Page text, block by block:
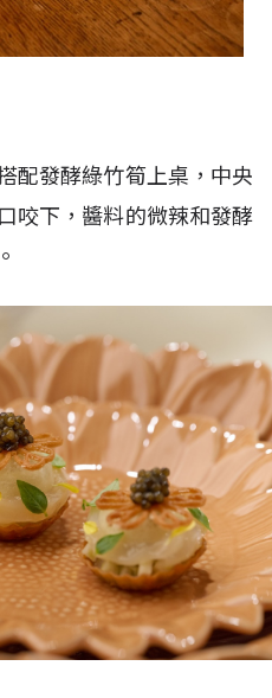
配發酵綠竹筍上桌，中央
咬下，醬料的微辣和發酵